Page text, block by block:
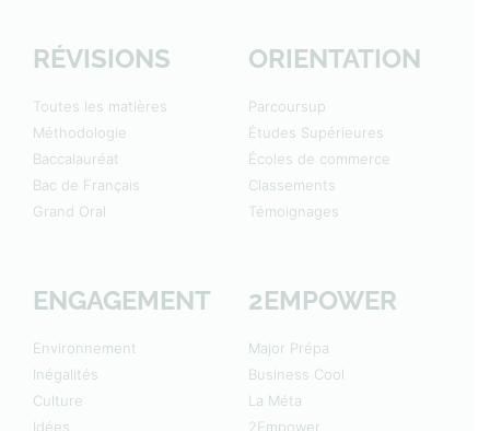
RÉVISIONS
Toutes les matières
Méthodologie
Baccalauréat
Bac de Français
Grand Oral
ORIENTATION
Parcoursup
Études Supérieures
Écoles de commerce
Classements
Témoignages
ENGAGEMENT
Environnement
Inégalités
Culture
Idées
2EMPOWER
Major Prépa
Business Cool
La Méta
2Empower